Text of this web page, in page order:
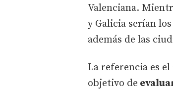
Valenciana.
y Galicia serían
además de las
La referencia es
objetivo de